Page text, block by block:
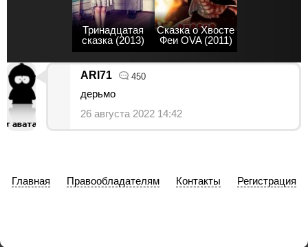
Тринадцатая
сказка (2013)
Сказка о Хвосте
Феи OVA (2011)
ARI71 450
дерьмо
26 августа 2022 14:42
Главная Правообладателям Контакты Регистрация